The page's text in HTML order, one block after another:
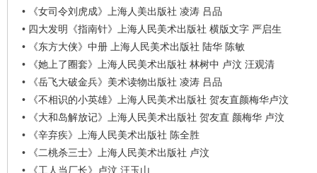
•
《女司令刘虎成》上海人美出版社 凌涛 吕品
• 四大发明《指南针》上海人民美术出版社 横版文字 严启生
•
《东方大侠》中册 上海人民美术出版社 陆华 陈敏
•
《她上了圈套》上海人民美术出版社 林树中 卢汶 汪观清
•
《岳飞大破金兵》美术读物出版社 凌涛 吕品
•
《不相识的小英雄》上海人民美术出版社 贺友直颜梅华卢汶
•
《大和岛解放记》上海人民美术出版社 贺友直 颜梅华 卢汶
•
《辛弃疾》上海人民美术出版社 陈全胜
•
《二桃杀三士》上海人民美术出版社 卢汶
•
《工人当厂长》卢汶 汪玉山